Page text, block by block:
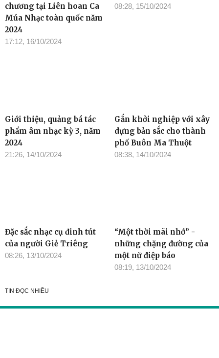
chương tại Liên hoan Ca
Múa Nhạc toàn quốc năm
2024
17:12, 16/10/2024
08:28, 15/10/2024
Giới thiệu, quảng bá tác
phẩm âm nhạc kỳ 3, năm
2024
21:26, 14/10/2024
Gắn khởi nghiệp với xây
dựng bản sắc cho thành
phố Buôn Ma Thuột
08:38, 14/10/2024
Đặc sắc nhạc cụ đinh tút
của người Giẻ Triêng
08:26, 13/10/2024
“Một thời mãi nhớ” -
những chặng đường của
một nữ điệp báo
08:19, 13/10/2024
TIN ĐỌC NHIỀU